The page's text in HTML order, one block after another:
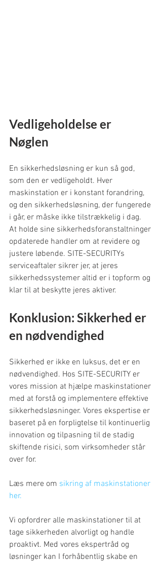
Vedligeholdelse er
Nøglen
En sikkerhedsløsning er kun så god,
som den er vedligeholdt. Hver
maskinstation er i konstant forandring,
og den sikkerhedsløsning, der fungerede
i går, er måske ikke tilstrækkelig i dag.
At holde sine sikkerhedsforanstaltninger
opdaterede handler om at revidere og
justere løbende. SITE-SECURITYs
serviceaftaler sikrer jer, at jeres
sikkerhedssystemer altid er i topform og
klar til at beskytte jeres aktiver.
Konklusion: Sikkerhed er
en nødvendighed
Sikkerhed er ikke en luksus, det er en
nødvendighed. Hos SITE-SECURITY er
vores mission at hjælpe maskinstationer
med at forstå og implementere effektive
sikkerhedsløsninger. Vores ekspertise er
baseret på en forpligtelse til kontinuerlig
innovation og tilpasning til de stadig
skiftende risici, som virksomheder står
over for.
Læs mere om sikring af maskinstationer
her.
Vi opfordrer alle maskinstationer til at
tage sikkerheden alvorligt og handle
proaktivt. Med vores ekspertråd og
løsninger kan I forhåbentlig skabe en